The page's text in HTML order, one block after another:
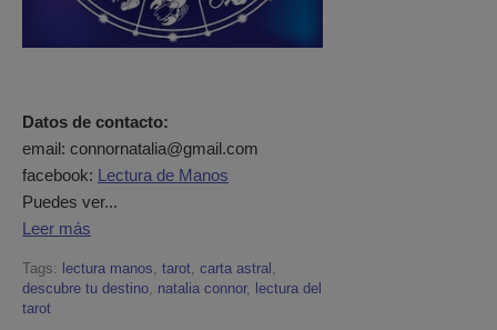
Datos de contacto:
email: connornatalia@gmail.com
facebook: Lectura de Manos
Puedes ver...
Leer más
Tags: lectura manos tarot carta astral
descubre tu destino natalia connor,
lectura del
tarot